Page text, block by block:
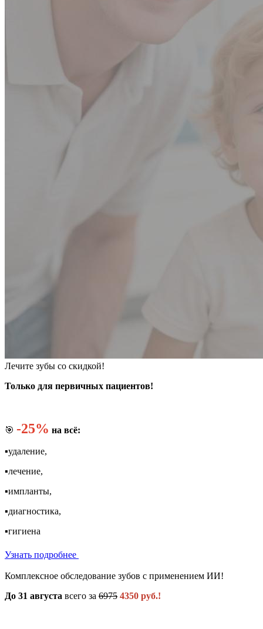
Лечите зубы со скидкой!
Только для первичных пациентов!
🎯 -25% на всё:
▪️удаление,
▪️лечение,
▪️импланты,
▪️диагностика,
▪️гигиена
Узнать подробнее
Комплексное обследование зубов с применением ИИ!
До 31 августа всего за 6975 4350 руб.!